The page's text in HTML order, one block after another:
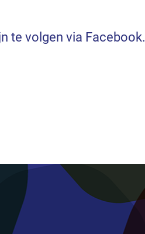
te volgen via Facebook.